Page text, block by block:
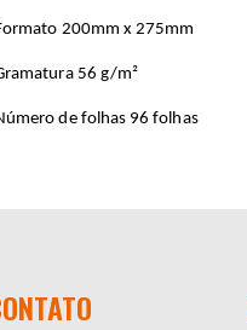
200mm x 275mm
56 g/m²
de folhas 96 folhas